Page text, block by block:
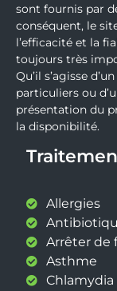
sont fournis par
conséquent, le
l’efficacité et la
toujours très
Qu’il s’agisse
particuliers ou
présentation du
la disponibilité.
Allergies
Arrêter de
Asthme
Chlamydia